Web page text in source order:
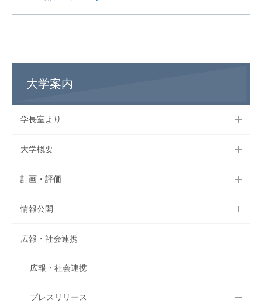
大学案内
学長室より
大学概要
計画・評価
情報公開
広報・社会連携
広報・社会連携
プレスリリース